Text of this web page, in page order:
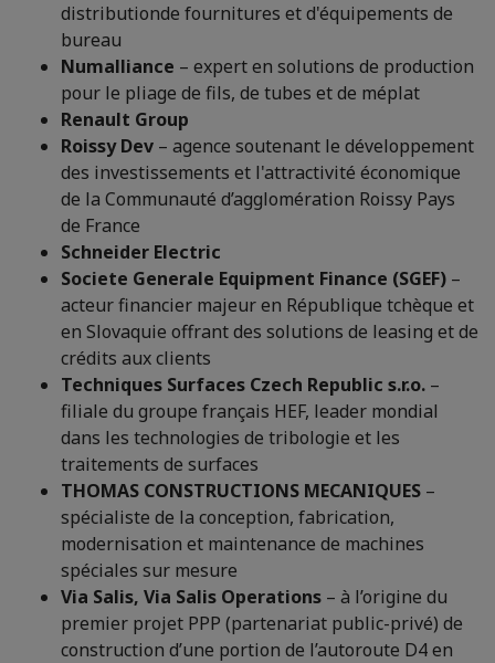
distributionde fournitures et d'équipements de
bureau
Numalliance – expert en solutions de production
pour le pliage de fils, de tubes et de méplat
Renault Group
Roissy Dev – agence soutenant le développement
des investissements et l'attractivité économique
de la Communauté d’agglomération Roissy Pays
de France
Schneider Electric
Societe Generale Equipment Finance (SGEF) –
acteur financier majeur en République tchèque et
en Slovaquie offrant des solutions de leasing et de
crédits aux clients
Techniques Surfaces Czech Republic s.r.o. –
filiale du groupe français HEF, leader mondial
dans les technologies de tribologie et les
traitements de surfaces
THOMAS CONSTRUCTIONS MECANIQUES –
spécialiste de la conception, fabrication,
modernisation et maintenance de machines
spéciales sur mesure
Via Salis, Via Salis Operations – à l’origine du
premier projet PPP (partenariat public-privé) de
construction d’une portion de l’autoroute D4 en